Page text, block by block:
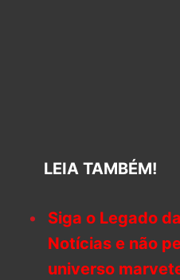
LEIA TAMBÉM!
Siga o Legado
Notícias e não
universo